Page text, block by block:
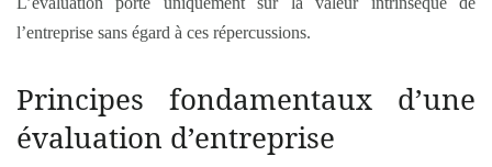
l’entreprise sans égard à ces répercussions.
Principes fondamentaux d’une
évaluation d’entreprise